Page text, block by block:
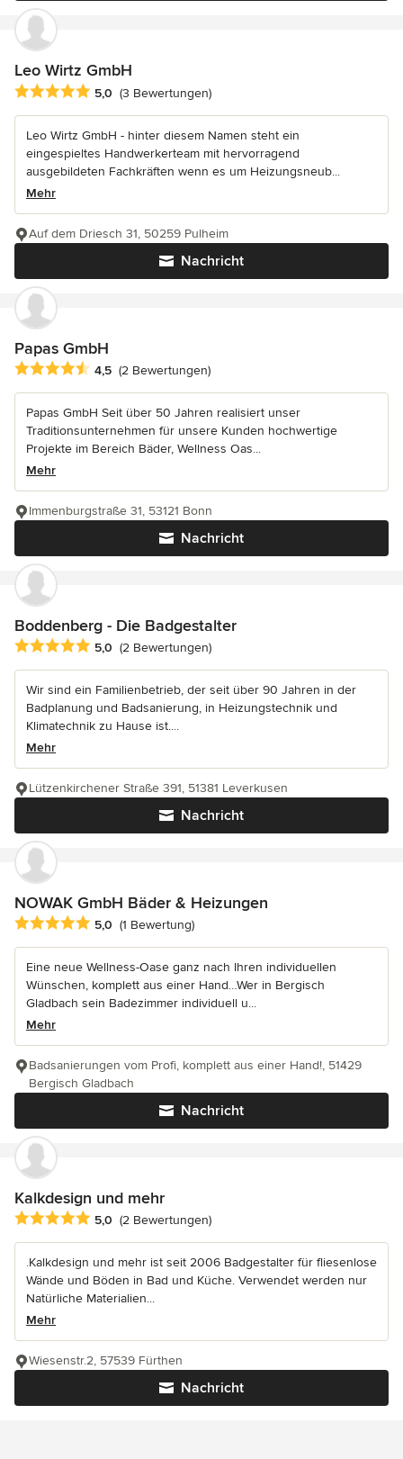
Leo Wirtz GmbH
Durchschnittliche Bewertung: 5 von 5 Sternen
5,0 (3 Bewertungen)
Leo Wirtz GmbH - hinter diesem Namen steht ein
eingespieltes Handwerkerteam mit hervorragend
ausgebildeten Fachkräften wenn es um Heizungsneub...
Mehr
Nachricht
Auf dem Driesch 31, 50259 Pulheim
Papas GmbH
Durchschnittliche Bewertung: 4.5 von 5 Sternen
4,5 (2 Bewertungen)
Papas GmbH Seit über 50 Jahren realisiert unser
Traditionsunternehmen für unsere Kunden hochwertige
Projekte im Bereich Bäder, Wellness Oas...
Mehr
Nachricht
Immenburgstraße 31, 53121 Bonn
Boddenberg - Die Badgestalter
Durchschnittliche Bewertung: 5 von 5 Sternen
5,0 (2 Bewertungen)
Wir sind ein Familienbetrieb, der seit über 90 Jahren in der
Badplanung und Badsanierung, in Heizungstechnik und
Klimatechnik zu Hause ist....
Mehr
Nachricht
Lützenkirchener Straße 391, 51381 Leverkusen
NOWAK GmbH Bäder & Heizungen
Durchschnittliche Bewertung: 5 von 5 Sternen
5,0 (1 Bewertung)
Eine neue Wellness-Oase ganz nach Ihren individuellen
Wünschen, komplett aus einer Hand…Wer in Bergisch
Gladbach sein Badezimmer individuell u...
Mehr
Nachricht
Badsanierungen vom Profi, komplett aus einer Hand!, 51429
Bergisch Gladbach
Kalkdesign und mehr
Durchschnittliche Bewertung: 5 von 5 Sternen
5,0 (2 Bewertungen)
.Kalkdesign und mehr ist seit 2006 Badgestalter für fliesenlose
Wände und Böden in Bad und Küche. Verwendet werden nur
Natürliche Materialien...
Mehr
Nachricht
Wiesenstr.2, 57539 Fürthen